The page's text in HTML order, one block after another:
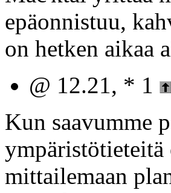
epäonnistuu,
on hetken aikaa
@ 12.21, * 1
Kun saavumme
mittailemaan